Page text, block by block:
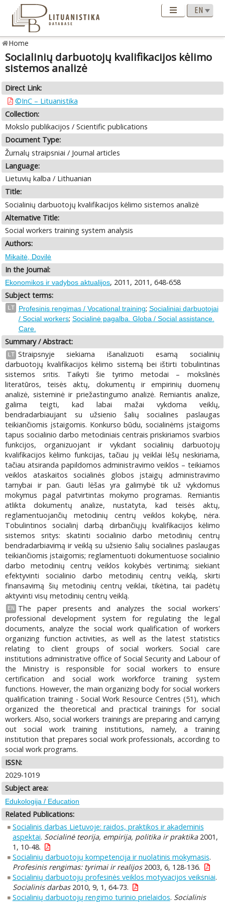
Home
Socialinių darbuotojų kvalifikacijos kėlimo
sistemos analizė
Direct Link:
©InC – Lituanistika
Collection:
Mokslo publikacijos / Scientific publications
Document Type:
Žurnalų straipsniai / Journal articles
Language:
Lietuvių kalba / Lithuanian
Title:
Socialinių darbuotojų kvalifikacijos kėlimo sistemos analizė
Alternative Title:
Social workers training system analysis
Authors:
Mikaitė, Dovilė
In the Journal:
Ekonomikos ir vadybos aktualijos, 2011, 2011, 648-658
Subject terms:
LT Profesinis rengimas / Vocational training; Socialiniai darbuotojai
/ Social workers; Socialinė pagalba. Globa / Social assistance.
Care.
Summary / Abstract:
LT Straipsnyje siekiama išanalizuoti esamą socialinių
darbuotojų kvalifikacijos kėlimo sistemą bei ištirti tobulintinas
sistemos sritis. Taikyti šie tyrimo metodai – mokslinės
literatūros, teisės aktų, dokumentų ir empirinių duomenų
analizė, sisteminė ir priežastingumo analizė. Remiantis analize,
galima teigti, kad labai mažai vykdoma veiklų,
bendradarbiaujant su užsienio šalių socialines paslaugas
teikiančiomis įstaigomis. Konkurso būdu, socialinėms įstaigoms
tapus socialinio darbo metodiniais centrais priskiriamos svarbios
funkcijos, organizuojant ir vykdant socialinių darbuotojų
kvalifikacijos kėlimo funkcijas, tačiau jų veiklai lėšų neskiriama,
tačiau atsiranda papildomos administravimo veiklos – teikiamos
veiklos ataskaitos socialinės globos įstaigų administravimo
tarnybai ir pan. Gauti lėšas yra galimybė tik už vykdomus
mokymus pagal patvirtintas mokymo programas. Remiantis
atlikta dokumentų analize, nustatyta, kad teisės aktų,
reglamentuojančių metodinių centrų veiklos kokybę, nėra.
Tobulintinos socialinį darbą dirbančiųjų kvalifikacijos kėlimo
sistemos sritys: skatinti socialinio darbo metodinių centrų
bendradarbiavimą ir veiklą su užsienio šalių socialines paslaugas
teikiančiomis įstaigomis; reglamentuoti dokumentuose socialinio
darbo metodinių centrų veiklos kokybės vertinimą; siekiant
efektyvinti socialinio darbo metodinių centrų veiklą, skirti
finansavimą šių metodinių centrų veiklai, tikėtina, tai padėtų
aktyvinti visų metodinių centrų veiklą.
EN
The paper presents and analyzes the social workers'
professional development system for regulating the legal
documents, analyze the social work qualification of workers
organizing function activities, as well as the latest statistics
relating to client groups of social workers. Social care
institutions administrative office of Social Security and Labour of
the Ministry is responsible for social workers to ensure
certification and social work workforce training system
functions. However, the main organizing body for social workers
qualification training - Social Work Resource Centres (51), which
organized the theoretical and practical trainings for social
workers. Also, social workers trainings are preparing and carrying
out social work training institutions, namely, a training
institution that prepares social work professionals, according to
social work programs.
ISSN:
2029-1019
Subject area:
Edukologija / Education
Related Publications:
Socialinis darbas Lietuvoje: raidos, praktikos ir akademinis
aspektai. Socialinė teorija, empirija, politika ir praktika2001,
1, 10-48.
Socialinių darbuotojų kompetencija ir nuolatinis mokymasis.
Profesinis rengimas: tyrimai ir realijos2003, 6, 128-136.
Socialinių darbuotojų profesinės veiklos motyvacijos veiksniai.
Socialinis darbas2010, 9, 1, 64-73.
Socialinių darbuotojų rengimo turinio prielaidos. Socialinis